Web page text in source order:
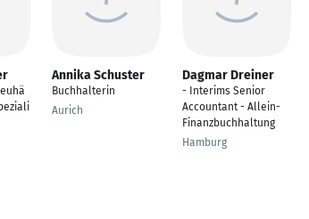
Annika Schuster
Buchhalterin
Aurich
Dagmar Dreiner
- Interims Senior
Accountant - Allein-
Finanzbuchhaltung
Hamburg